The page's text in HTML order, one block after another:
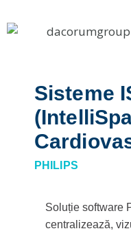
Sisteme
PHILIPS
Soluție software
centralizează,